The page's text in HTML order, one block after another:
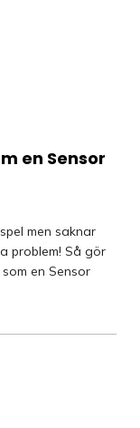
en Sensor
men saknar
problem! Så gör
en Sensor